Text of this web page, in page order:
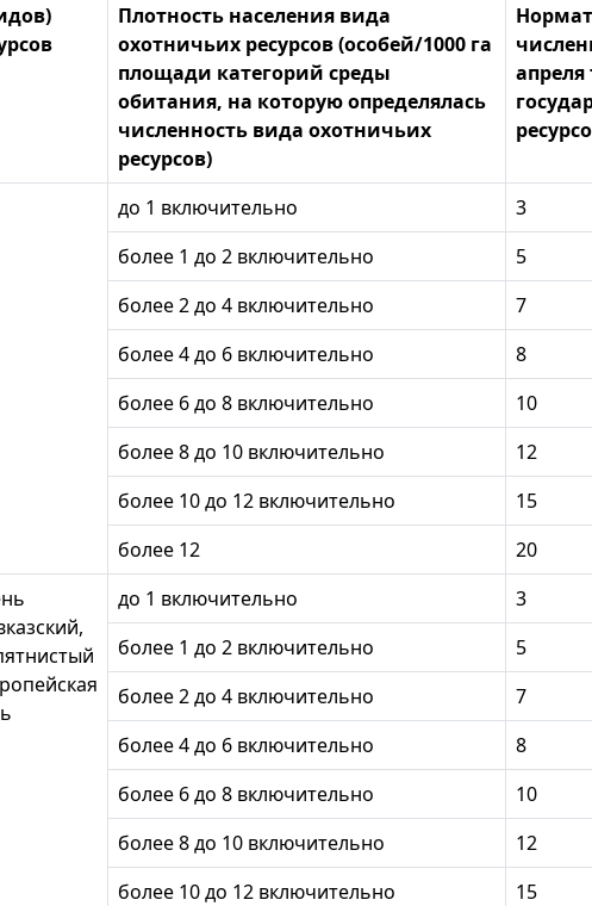
Плотность населения вида
охотничьих ресурсов (особей/1000 га
площади категорий среды
обитания, на которую определялась
численность вида охотничьих
ресурсов)
до 1 включительно
3
более 1 до 2 включительно
5
более 2 до 4 включительно
7
более 4 до 6 включительно
8
более 6 до 8 включительно
10
более 8 до 10 включительно
12
более 10 до 12 включительно
15
более 12
20
до 1 включительно
3
более 1 до 2 включительно
5
более 2 до 4 включительно
7
более 4 до 6 включительно
8
более 6 до 8 включительно
10
более 8 до 10 включительно
12
более 10 до 12 включительно
15